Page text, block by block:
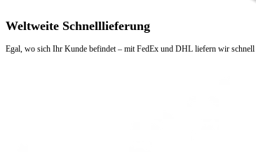
Weltweite Schnelllieferung
Egal, wo sich Ihr Kunde befindet – mit FedEx und DHL liefern wir schnell